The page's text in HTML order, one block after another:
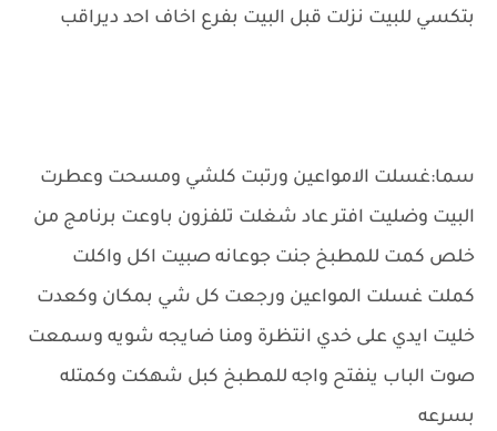
بتكسي للبيت نزلت قبل البيت بفرع اخاف احد ديراقب
سما:غسلت الامواعين ورتبت كلشي ومسحت وعطرت
البيت وضليت افتر عاد شغلت تلفزون باوعت برنامج من
خلص كمت للمطبخ جنت جوعانه صبيت اكل واكلت
كملت غسلت المواعين ورجعت كل شي بمكان وكعدت
خليت ايدي على خدي انتظرة ومنا ضايجه شويه وسمعت
صوت الباب ينفتح واجه للمطبخ كبل شهكت وكمتله
بسرعه